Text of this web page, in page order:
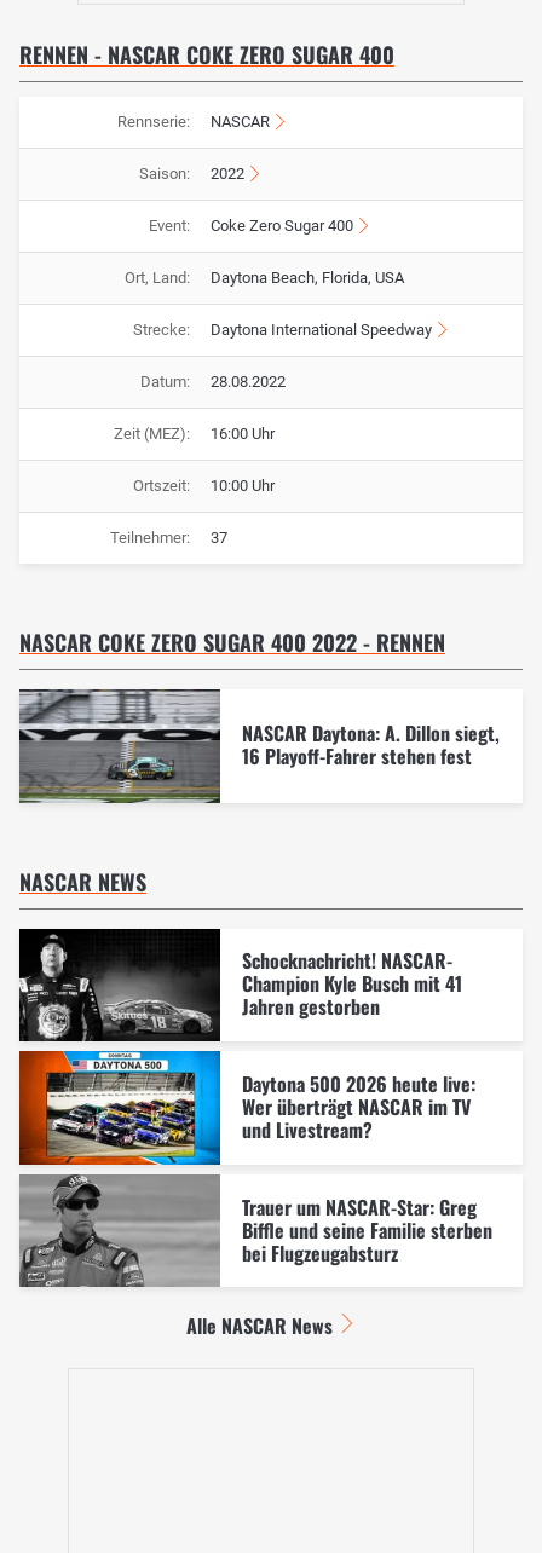
RENNEN - NASCAR COKE ZERO SUGAR 400
Rennserie: NASCAR
Saison: 2022
Event: Coke Zero Sugar 400
Ort, Land: Daytona Beach, Florida, USA
Strecke: Daytona International Speedway
Datum: 28.08.2022
Zeit (MEZ): 16:00 Uhr
Ortszeit: 10:00 Uhr
Teilnehmer: 37
NASCAR COKE ZERO SUGAR 400 2022 - RENNEN
NASCAR Daytona: A. Dillon siegt,
16 Playoff-Fahrer stehen fest
NASCAR NEWS
Schocknachricht! NASCAR-
Champion Kyle Busch mit 41
Jahren gestorben
Daytona 500 2026 heute live:
Wer überträgt NASCAR im TV
und Livestream?
Trauer um NASCAR-Star: Greg
Biffle und seine Familie sterben
bei Flugzeugabsturz
Alle NASCAR News